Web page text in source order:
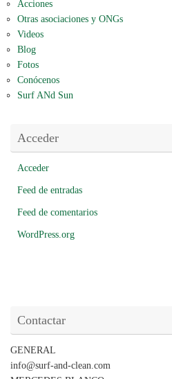
Acciones
Otras asociaciones y ONGs
Videos
Blog
Fotos
Conócenos
Surf ANd Sun
Acceder
Acceder
Feed de entradas
Feed de comentarios
WordPress.org
Contactar
GENERAL
info@surf-and-clean.com